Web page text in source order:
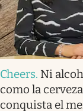
Cheers. Ni
como la
conquista el